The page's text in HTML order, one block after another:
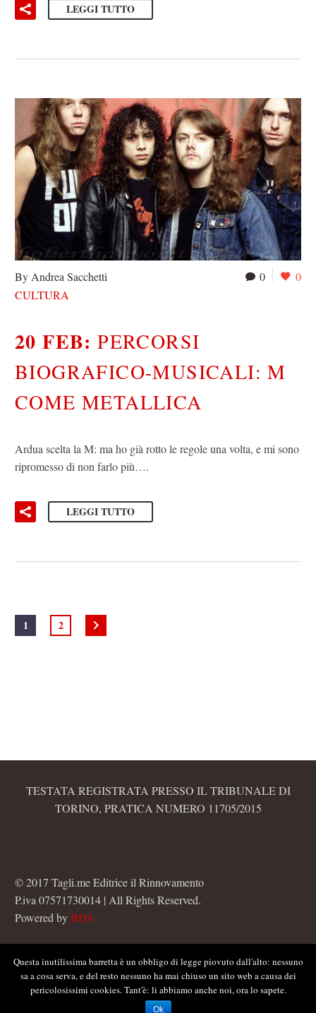
LEGGI TUTTO
0 0
By Andrea Sacchetti
CULTURA
20 FEB:PERCORSI
BIOGRAFICO-MUSICALI: M
COME METALLICA
Ardua scelta la M: ma ho già rotto le regole una volta, e mi sono
ripromesso di non farlo più….
LEGGI TUTTO
1 2
TESTATA REGISTRATA PRESSO IL TRIBUNALE DI
TORINO, PRATICA NUMERO 11705/2015
© 2017 Tagli.me Editrice il Rinnovamento
P.iva 07571730014 | All Rights Reserved.
Powered byBDS
Questa inutilissima barretta è un obbligo di legge piovuto dall'alto: nessuno
sa a cosa serva, e del resto nessuno ha mai chiuso un sito web a causa dei
pericolosissimi cookies. Tant'è: li abbiamo anche noi, ora lo sapete.
Ok